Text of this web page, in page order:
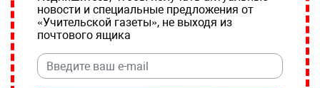
новости и специальные предложения от
«Учительской газеты», не выходя из
почтового ящика